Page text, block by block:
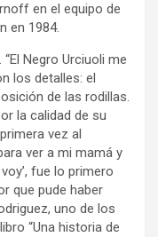
en el equipo de
en 1984.
Negro Urciuoli me
los detalles: el
de las rodillas.
la calidad de su
vez al
ver a mi mamá y
fue lo primero
que pude haber
uno de los
“Una historia de